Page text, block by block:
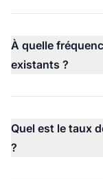
À quelle
existants ?
Quel est le taux
?